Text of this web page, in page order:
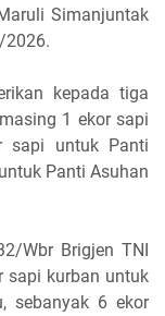
Simanjuntak
2026.
kepada tiga
1 ekor sapi
sapi untuk Panti
Panti Asuhan
Wbr Brigjen TNI
sapi kurban untuk
sebanyak 6 ekor